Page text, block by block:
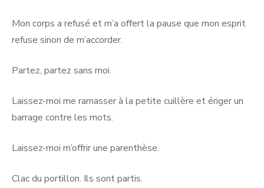
Mon corps a refusé et m’a offert la pause que mon esprit
refuse sinon de m’accorder.
Partez, partez sans moi.
Laissez-moi me ramasser à la petite cuillère et ériger un
barrage contre les mots.
Laissez-moi m’offrir une parenthèse.
Clac du portillon. Ils sont partis.